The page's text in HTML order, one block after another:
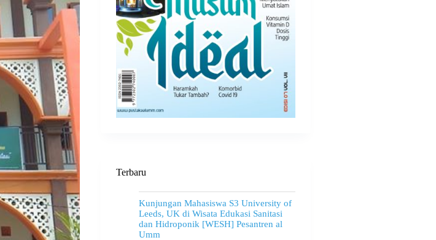
Terbaru
Kunjungan Mahasiswa S3 University of
Leeds, UK di Wisata Edukasi Sanitasi
dan Hidroponik [WESH] Pesantren al
Umm